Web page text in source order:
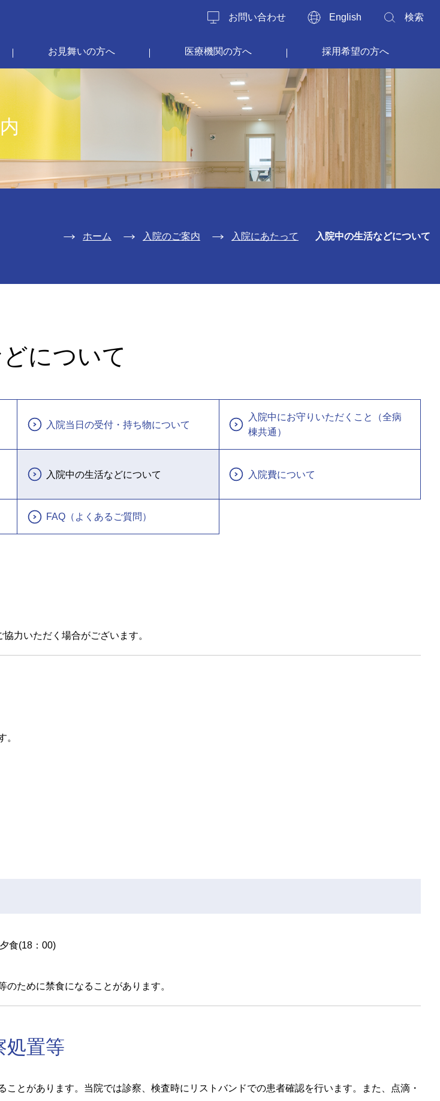
お問い合わせ English 検索
お見舞いの方へ 医療機関の方へ 採用希望の方へ
ホーム 入院のご案内 入院にあたって 入院中の生活などについて
について
入院当日の受付・持ち物について
入院中にお守りいただくこと（全病
棟共通）
入院中の生活などについて 入院費について
FAQ（よくあるご質問）
力いただく場合がございます。
。
夕食(18：00)
ために禁食になることがあります。
処置等
とがあります。当院では診察、検査時にリストバンドでの患者確認を行います。また、点滴・